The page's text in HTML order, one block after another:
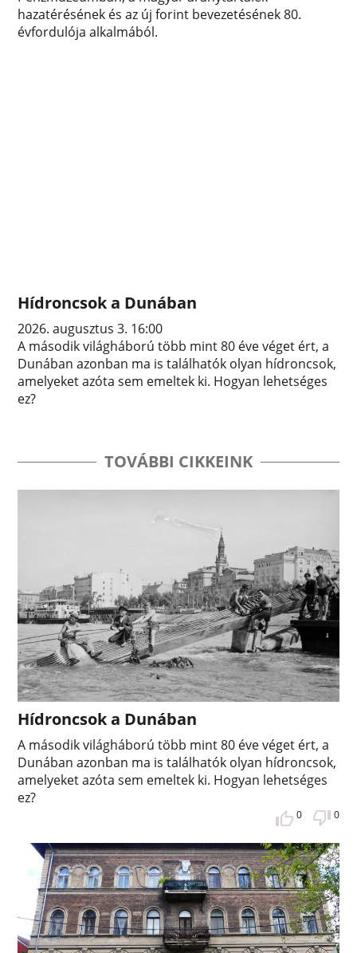
hazatérésének és az új forint bevezetésének 80.
évfordulója alkalmából.
Hídroncsok a Dunában
2026. augusztus 3. 16:00
A második világháború több mint 80 éve véget ért, a
Dunában azonban ma is találhatók olyan hídroncsok,
amelyeket azóta sem emeltek ki. Hogyan lehetséges
ez?
TOVÁBBI CIKKEINK
Hídroncsok a Dunában
A második világháború több mint 80 éve véget ért, a
Dunában azonban ma is találhatók olyan hídroncsok,
amelyeket azóta sem emeltek ki. Hogyan lehetséges
ez?
0 0